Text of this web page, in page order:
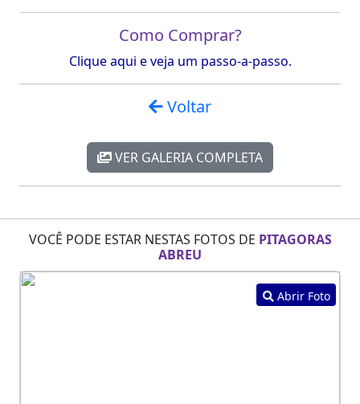
Como Comprar?
Clique aqui e veja um passo-a-passo.
Voltar
VER GALERIA COMPLETA
VOCÊ PODE ESTAR NESTAS FOTOS DE PITAGORAS
ABREU
Abrir Foto